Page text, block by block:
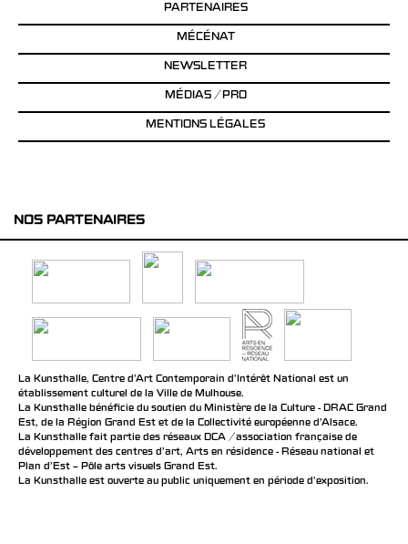
PARTENAIRES
MÉCÉNAT
NEWSLETTER
MÉDIAS / PRO
MENTIONS LÉGALES
NOS PARTENAIRES
La Kunsthalle, Centre d’Art Contemporain d’Intérêt National est un
établissement culturel de la Ville de Mulhouse.
La Kunsthalle bénéficie du soutien du Ministère de la Culture - DRAC Grand
Est, de la Région Grand Est et de la Collectivité européenne d’Alsace.
La Kunsthalle fait partie des réseaux DCA / association française de
développement des centres d'art, Arts en résidence - Réseau national et
Plan d’Est – Pôle arts visuels Grand Est.
La Kunsthalle est ouverte au public uniquement en période d'exposition.